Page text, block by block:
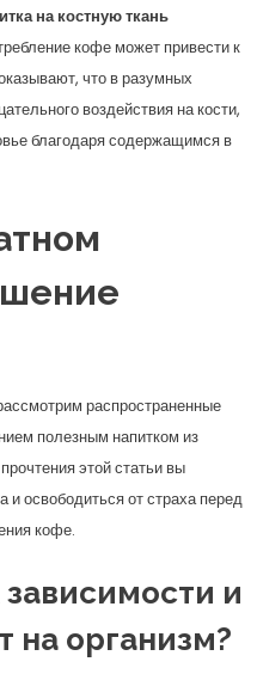
на костную ткань
кофе может привести к
что в разумных
воздействия на кости,
благодаря содержащимся в
распространенные
полезным напитком из
этой статьи вы
освободиться от страха перед
кофе.
и
на организм?